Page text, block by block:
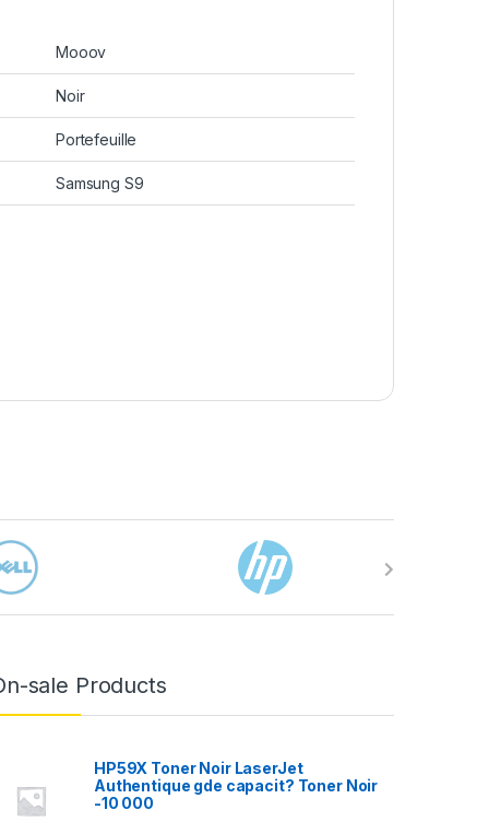
Mooov
Noir
Portefeuille
Samsung S9
sale Products
HP59X Toner Noir LaserJet
Authentique gde capacit? Toner Noir
-10 000